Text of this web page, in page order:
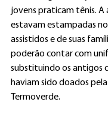
jovens praticam tênis. A
estavam estampadas
assistidos e de suas
poderão contar com
substituindo os antigos
haviam sido doados
Termoverde.